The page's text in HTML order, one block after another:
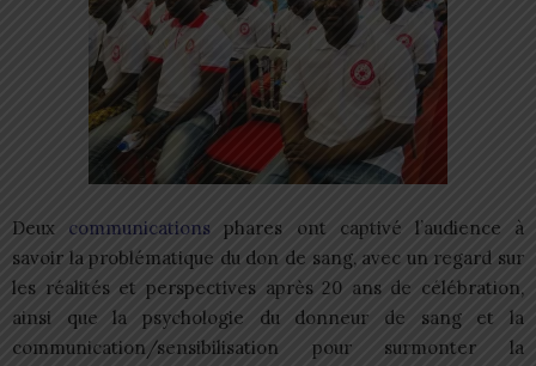
Deux communications phares ont captivé l’audience à
savoir la problématique du don de sang, avec un regard sur
les réalités et perspectives après 20 ans de célébration,
ainsi que la psychologie du donneur de sang et la
communication/sensibilisation pour surmonter la